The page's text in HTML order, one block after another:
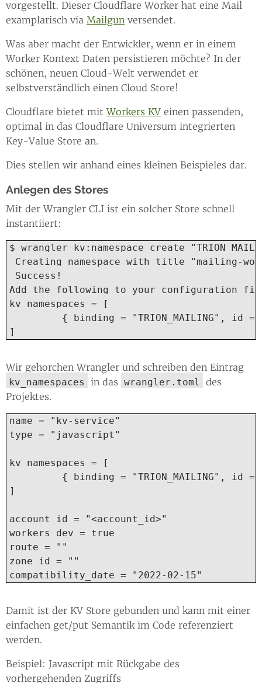
vorgestellt. Dieser Cloudflare Worker hat eine Mail
examplarisch via Mailgun versendet.
Was aber macht der Entwickler, wenn er in einem
Worker Kontext Daten persistieren möchte? In der
schönen, neuen Cloud-Welt verwendet er
selbstverständlich einen Cloud Store!
Cloudflare bietet mitWorkers KV einen passenden,
optimal in das Cloudflare Universum integrierten
Key-Value Store an.
Dies stellen wir anhand eines kleinen Beispieles dar.
Anlegen des Stores
Mit der Wrangler CLI ist ein solcher Store schnell
instantiiert:
$ wrangler kv:namespace create
Creating namespace with title "mailing-
Success!
Add the following to your configuration
kv_namespaces = [
{ binding = "TRION_MAILING", id =
]
Wir gehorchen Wrangler und schreiben den Eintrag
kv_namespaces in das wrangler.toml
des
Projektes.
name = "kv-service"
type = "javascript"
kv_namespaces = [
{ binding = "TRION_MAILING", id =
]
account_id = "<account_id>"
workers_dev = true
route = ""
zone_id = ""
compatibility_date = "2022-02-15"
Damit ist der KV Store gebunden und kann mit einer
einfachen get/put Semantik im Code referenziert
werden.
Beispiel: Javascript mit Rückgabe des
vorhergehenden Zugriffs